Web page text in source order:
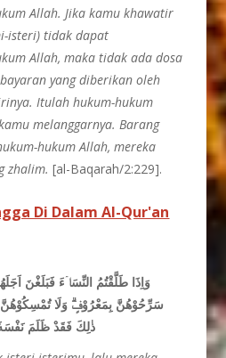
Allah. Jika kamu khawatir
isteri) tidak dapat
Allah, maka tidak ada dosa
yang diberikan oleh
Itulah hukum-hukum
melanggarnya. Barang
hukum Allah, mereka
zhalim. [al-Baqarah/2:229].
Di Dalam Al-Qur'an
وَاِذَا طَلَّقْتُمُ النِّسَاۤءَ فَبَلَغْنَ
سَرِّحُوْهُنَّ بِمَعْرُوْفٍۗ وَلَا تُمْسِكُوْهُنَّ
ذٰلِكَ فَقَدْ ظَلَمَ نَفْسَهٗ